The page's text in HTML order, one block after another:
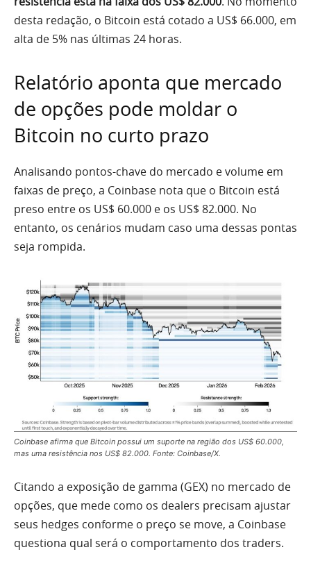
desta redação, o Bitcoin está cotado a US$ 66.000, em
alta de 5% nas últimas 24 horas.
Relatório aponta que mercado
de opções pode moldar o
Bitcoin no curto prazo
Analisando pontos-chave do mercado e volume em
faixas de preço, a Coinbase nota que o Bitcoin está
preso entre os US$ 60.000 e os US$ 82.000. No
entanto, os cenários mudam caso uma dessas pontas
seja rompida.
Coinbase afirma que Bitcoin possui um suporte na região dos US$ 60.000,
mas uma resistência nos US$ 82.000. Fonte: Coinbase/X.
Citando a exposição de gamma (GEX) no mercado de
opções, que mede como os dealers precisam ajustar
seus hedges conforme o preço se move, a Coinbase
questiona qual será o comportamento dos traders.